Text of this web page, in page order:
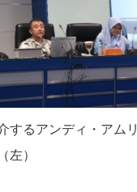
するアンディ・アムリ
左）